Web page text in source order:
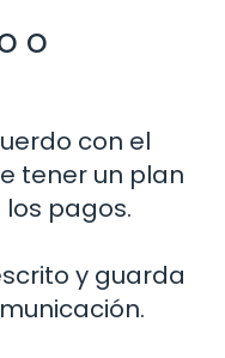
o
con el
tener un plan
pagos.
y guarda